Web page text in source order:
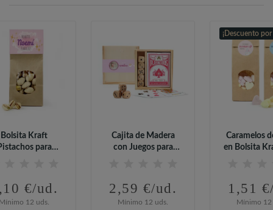
Bolsita Kraft
para
€/ud.
12 uds.
Cajita de Madera
con Juegos para
2,59 €/ud.
Mínimo 12 uds.
¡Descuento
Caramelos
en Bolsita
1,51
Mínimo 12